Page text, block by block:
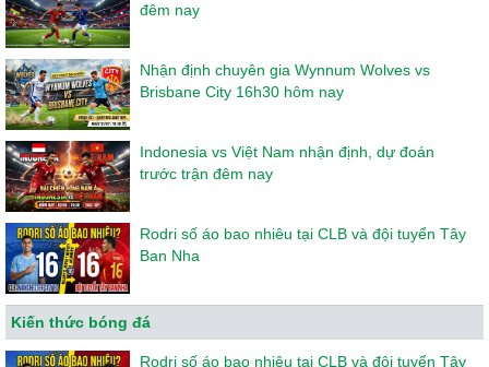
đêm nay
Nhận định chuyên gia Wynnum Wolves vs
Brisbane City 16h30 hôm nay
Indonesia vs Việt Nam nhận định, dự đoán
trước trận đêm nay
Rodri số áo bao nhiêu tại CLB và đội tuyển Tây
Ban Nha
Kiến thức bóng đá
Rodri số áo bao nhiêu tại CLB và đội tuyển Tây